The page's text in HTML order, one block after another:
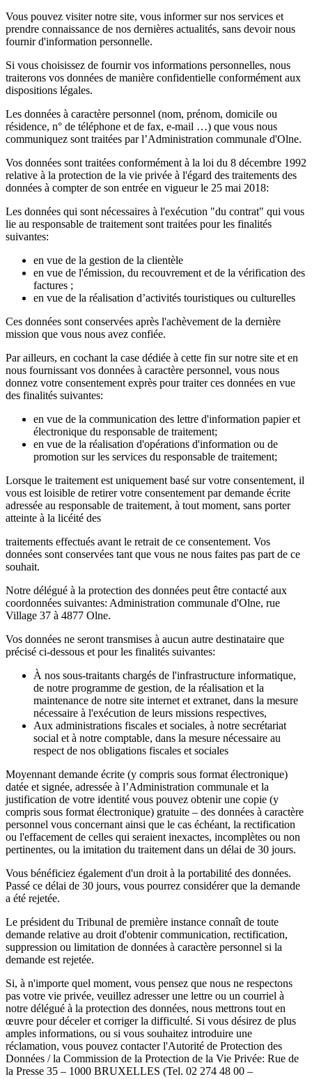
Vous pouvez visiter notre site, vous informer sur nos services et
prendre connaissance de nos dernières actualités, sans devoir nous
fournir d'information personnelle.
Si vous choisissez de fournir vos informations personnelles, nous
traiterons vos données de manière confidentielle conformément aux
dispositions légales.
Les données à caractère personnel (nom, prénom, domicile ou
résidence, n° de téléphone et de fax, e-mail …) que vous nous
communiquez sont traitées par l’Administration communale d'Olne.
Vos données sont traitées conformément à la loi du 8 décembre 1992
relative à la protection de la vie privée à l'égard des traitements des
données à compter de son entrée en vigueur le 25 mai 2018:
Les données qui sont nécessaires à l'exécution "du contrat" qui vous
lie au responsable de traitement sont traitées pour les finalités
suivantes:
en vue de la gestion de la clientèle
en vue de l'émission, du recouvrement et de la vérification des
factures ;
en vue de la réalisation d’activités touristiques ou culturelles
Ces données sont conservées après l'achèvement de la dernière
mission que vous nous avez confiée.
Par ailleurs, en cochant la case dédiée à cette fin sur notre site et en
nous fournissant vos données à caractère personnel, vous nous
donnez votre consentement exprès pour traiter ces données en vue
des finalités suivantes:
en vue de la communication des lettre d'information papier et
électronique du responsable de traitement;
en vue de la réalisation d'opérations d'information ou de
promotion sur les services du responsable de traitement;
Lorsque le traitement est uniquement basé sur votre consentement, il
vous est loisible de retirer votre consentement par demande écrite
adressée au responsable de traitement, à tout moment, sans porter
atteinte à la licéité des
traitements effectués avant le retrait de ce consentement. Vos
données sont conservées tant que vous ne nous faites pas part de ce
souhait.
Notre délégué à la protection des données peut être contacté aux
coordonnées suivantes: Administration communale d'Olne, rue
Village 37 à 4877 Olne.
Vos données ne seront transmises à aucun autre destinataire que
précisé ci-dessous et pour les finalités suivantes:
À nos sous-traitants chargés de l'infrastructure informatique,
de notre programme de gestion, de la réalisation et la
maintenance de notre site internet et extranet, dans la mesure
nécessaire à l'exécution de leurs missions respectives,
Aux administrations fiscales et sociales, à notre secrétariat
social et à notre comptable, dans la mesure nécessaire au
respect de nos obligations fiscales et sociales
Moyennant demande écrite (y compris sous format électronique)
datée et signée, adressée à l’Administration communale et la
justification de votre identité vous pouvez obtenir une copie (y
compris sous format électronique) gratuite – des données à caractère
personnel vous concernant ainsi que le cas échéant, la rectification
ou l'effacement de celles qui seraient inexactes, incomplètes ou non
pertinentes, ou la imitation du traitement dans un délai de 30 jours.
Vous bénéficiez également d'un droit à la portabilité des données.
Passé ce délai de 30 jours, vous pourrez considérer que la demande
a été rejetée.
Le président du Tribunal de première instance connaît de toute
demande relative au droit d'obtenir communication, rectification,
suppression ou limitation de données à caractère personnel si la
demande est rejetée.
Si, à n'importe quel moment, vous pensez que nous ne respectons
pas votre vie privée, veuillez adresser une lettre ou un courriel à
notre délégué à la protection des données, nous mettrons tout en
œuvre pour déceler et corriger la difficulté. Si vous désirez de plus
amples informations, ou si vous souhaitez introduire une
réclamation, vous pouvez contacter l'Autorité de Protection des
Données / la Commission de la Protection de la Vie Privée: Rue de
la Presse 35 – 1000 BRUXELLES (Tel. 02 274 48 00 –